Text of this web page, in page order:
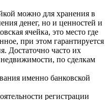
можно для хранения в
денег, но и ценностей и
ячейка, это место где
при этом гарантируется
Достаточно часто их
по сделкам
именно банковской
регистрации